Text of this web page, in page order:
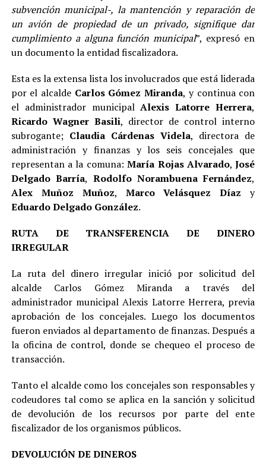
subvención municipal-, la mantención y reparación de
un avión de propiedad de un privado, signifique dar
cumplimiento a alguna función municipal”, expresó en
un documento la entidad fiscalizadora.
Esta es la extensa lista los involucrados que está liderada
por el alcalde Carlos Gómez Miranda, y continua con
el administrador municipalAlexis Latorre Herrera,
Ricardo Wagner Basili, director de control interno
subrogante; Claudia Cárdenas Videla, directora de
administración y finanzas y los seis concejales que
representan a la comuna:María Rojas Alvarado,José
Delgado Barría, Rodolfo Norambuena Fernández,
Alex Muñoz Muñoz, Marco Velásquez Díaz y
Eduardo Delgado González.
RUTA DE TRANSFERENCIA DE DINERO
IRREGULAR
La ruta del dinero irregular inició por solicitud del
alcalde Carlos Gómez Miranda a través del
administrador municipal Alexis Latorre Herrera, previa
aprobación de los concejales. Luego los documentos
fueron enviados al departamento de finanzas. Después a
la oficina de control, donde se chequeo el proceso de
transacción.
Tanto el alcalde como los concejales son responsables y
codeudores tal como se aplica en la sanción y solicitud
de devolución de los recursos por parte del ente
fiscalizador de los organismos públicos.
DEVOLUCIÓN DE DINEROS